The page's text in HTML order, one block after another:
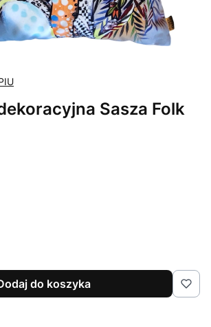
Sasza Folk
do koszyka